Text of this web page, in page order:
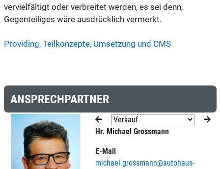
vervielfältigt oder verbreitet werden, es sei denn,
Gegenteiliges wäre ausdrücklich vermerkt.
Providing, Teilkonzepte, Umsetzung und CMS
ANSPRECHPARTNER
Hr. Michael Grossmann
E-Mail
michael.grossmann@autohaus-